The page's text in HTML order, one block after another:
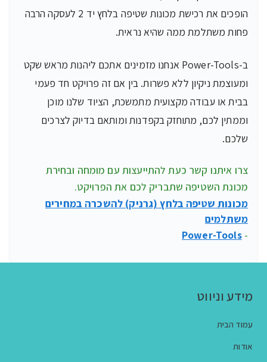
הופכים את רכישת מכונות שטיפה בלחץ יד 2 לעסקה הרבה
פחות משתלמת ממה שהיא נראית.
ב-Power-Tools אנחנו מזמינים אתכם ליהנות מראש שקט
ומעוצמת ניקיון ללא פשרות. בין אם זה פרויקט חד פעמי
בבית או עבודה מקצועית מתמשכת, הציוד שלנו מוכן
וממתין לכם, מתוחזק בקפדנות ומותאם בדיוק לצרכים
שלכם.
צרו איתנו קשר כעת להתייעצות עם מומחה ובחירת
מכונת השטיפה שתבריק לכם את הפרויקט.
מכונות שטיפה בלחץ (גרניק) להשכרה במחירים
משתלמים
-
Power-Tools
מידע וניווט
עמוד הבית
אודות